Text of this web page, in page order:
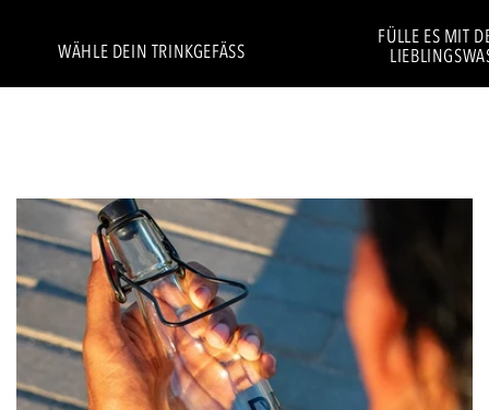
WÄHLE DEIN TRINKGEFÄSS
FÜLLE ES MIT